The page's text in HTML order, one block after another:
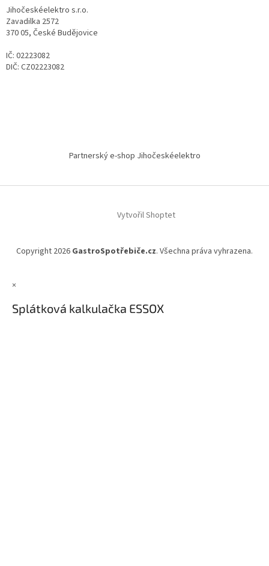
Jihočeskéelektro s.r.o.
Zavadilka 2572
370 05, České Budějovice
IČ: 02223082
DIČ: CZ02223082
Partnerský e-shop Jihočeskéelektro
Vytvořil Shoptet
Copyright 2026 GastroSpotřebiče.cz. Všechna práva vyhrazena.
×
Splátková kalkulačka ESSOX